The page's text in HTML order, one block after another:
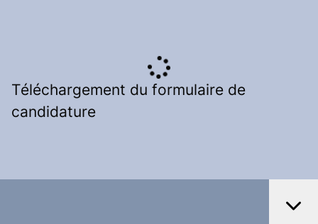
Téléchargement du formulaire de
candidature